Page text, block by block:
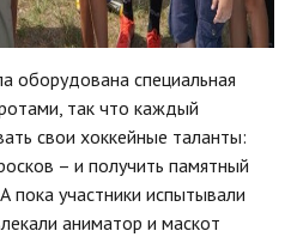
оборудована специальная
так что каждый
свои хоккейные таланты:
– и получить памятный
участники испытывали
аниматор и маскот